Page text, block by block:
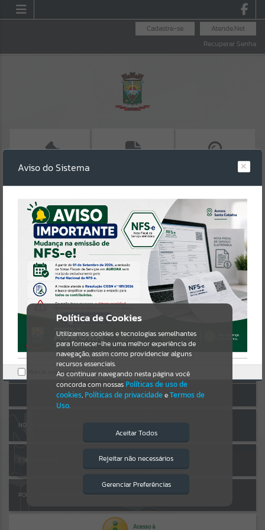
Atende.Net
Cadastre-se
Recuperar Senha
CONSULTA LICITAÇÃO EMITIR IPTU SALA DO
EMPREENDEDOR
Resultados para""
Portais
Por favor, aguarde...
NOTÍCIAS
Por favor, aguarde...
Por favor, aguarde...
AUTOATENDIMENTO
Cadastre-se|Recuperar Senha
ACESSAR SEM LOGIN
NOTA FISCAL ELETRÔNICA
ESCRITA FISCAL
PORTAL DA TRANSPARÊNCIA
Política de Cookies
Utilizamos cookies e tecnologias semelhantes
para fornecer-lhe uma melhor experiência de
navegação, assim como providenciar alguns
recursos essenciais.
Ao continuar navegando nesta página você
concorda com nossas Políticas de uso de
cookies, Políticas de privacidadeeTermos de
Uso.
Aceitar Todos
Rejeitar não necessários
Gerenciar Preferências
Isto significa que diversos recursos
providenciados poderão não estar
Aviso do Sistema
Marcar como lido.
Erro
SISTEMA
Gerenciamento do Sistema
CÓDIGO DA MENSAGEM:EST-000040
Ocorreu um erro de script:
Uncaught SyntaxError: Unexpected token '('
https://aurora.atende.net/cidadao/pagina/static/bundle/wpo_index_
2_base_l2_portal_editores_sync_b1af0104912828a556f25727bdc1cda
e.js?v=3275eb17:47
Verificar Mais Detalhes